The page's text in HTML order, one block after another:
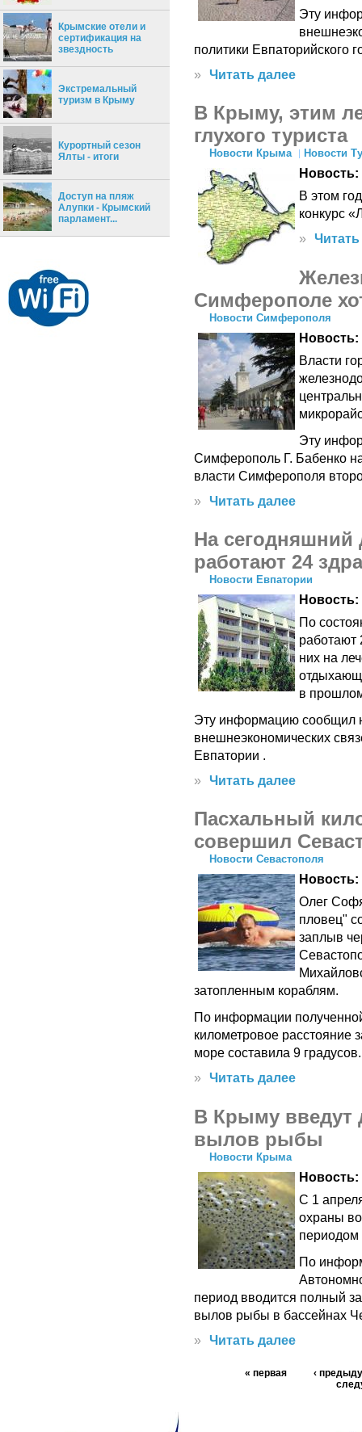
Крымские отели и
сертификация на
звездность
Экстремальный
туризм в Крыму
Курортный сезон
Ялты - итоги
Доступ на пляж
Алупки - Крымский
парламент...
Эту
политики Евпаторийского
»
Читать далее
В Крыму, этим
глухого туриста
Новости Крыма Новости
Новость:
В этом
конкурс
»
Симферополе
Новости Симферополя
Новость:
Власти
Эту
Симферополь Г. Бабенко
власти Симферополя
»
Читать далее
На сегодняшний
работают 24
Новости Евпатории
Новость:
По
работают
них на
в
Эту информацию сообщил
внешнеэкономических
Евпатории .
»
Читать далее
Пасхальный
совершил
Новости Севастополя
Новость:
Олег
пловец"
заплыв
затопленным кораблям.
По информации
километровое расстояние
море составила 9 градусов.
»
Читать далее
В Крыму введут
вылов рыбы
Новости Крыма
Новость:
С 1
охраны
периодом
По
период вводится полный
вылов рыбы в бассейнах
»
Читать далее
« первая
‹